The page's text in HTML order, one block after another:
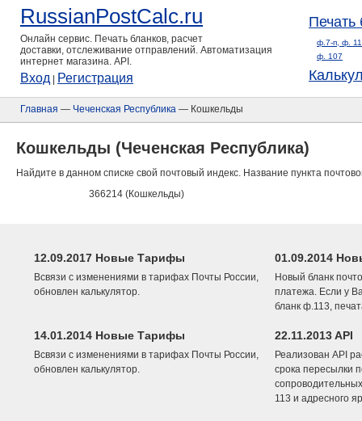
RussianPostCalc.ru
Онлайн сервис. Печать бланков, расчет
доставки, отслеживание отправлений. Автоматизация
интернет магазина. API.
Вход Регистрация
Печать
ф.7-п, ф.
ф. 107
Главная — Чеченская Республика — Кошкельды
Кошкельды (Чеченская Республика)
Найдите в данном списке свой почтовый индекс. Название пункта
366214 (Кошкельды)
12.09.2017 Новые Тарифы
Всвязи с изменениями в тарифах Почты России,
обновлен калькулятор.
01.09.2014
Новый бланк
платежа. Если у
бланк ф.113,
14.01.2014 Новые Тарифы
Всвязи с изменениями в тарифах Почты России,
обновлен калькулятор.
22.11.2013 API
Реализован API
срока пересылки
113 и адресного